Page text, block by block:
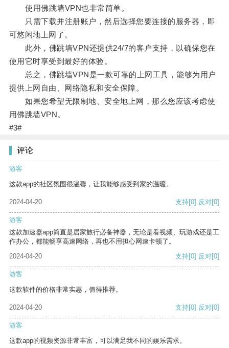
使用佛跳墙VPN也非常简单。
只需下载并注册账户，然后选择您要连接的服务器，即
可悠闲地上网了。
此外，佛跳墙VPN还提供24/7的客户支持，以确保您在
使用它时享受到最好的体验。
总之，佛跳墙VPN是一款可靠的上网工具，能够为用户
提供上网自由、网络隐私和安全保障。
如果您希望无限制地、安全地上网，那么您应该考虑使
用佛跳墙VPN。
#3#
评论
游客
这款app的社区氛围很温馨，让我能够感受到家的温暖。
2024-04-20 支持[0] 反对[0]
游客
这款加速器app简直是居家旅行必备神器，无论是看视频、玩游戏还是工
作办公，都能畅享高速网络，再也不用担心网速卡顿了。
2024-04-20
支持[0] 反对[0]
游客
这款软件的价格非常实惠，值得推荐。
2024-04-20 支持[0] 反对[0]
游客
这款app的视频资源非常丰富，可以满足我不同的娱乐需求。